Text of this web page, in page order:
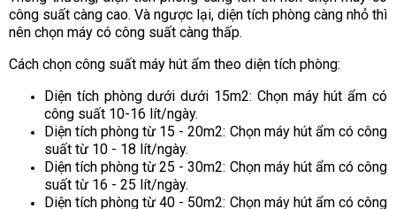
công suất càng cao. Và ngược lại, diện tích phòng càng nhỏ thì
nên chọn máy có công suất càng thấp.
Cách chọn công suất máy hút ẩm theo diện tích phòng:
Diện tích phòng dưới dưới 15m2: Chọn máy hút ẩm có
công suất 10-16 lít/ngày.
Diện tích phòng từ 15 - 20m2: Chọn máy hút ẩm có công
suất từ 10 - 18 lít/ngày.
Diện tích phòng từ 25 - 30m2: Chọn máy hút ẩm có công
suất từ 16 - 25 lít/ngày.
Diện tích phòng từ 40 - 50m2: Chọn máy hút ẩm có công